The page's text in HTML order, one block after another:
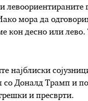
мора да
кон десно или
најблиски
со Доналд Трамп и
и пресврти.